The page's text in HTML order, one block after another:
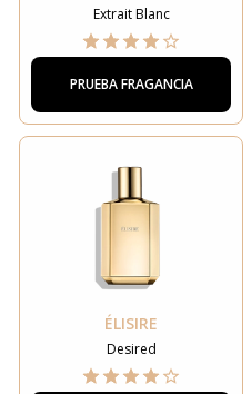
Extrait Blanc
PRUEBA FRAGANCIA
ÉLISIRE
Desired